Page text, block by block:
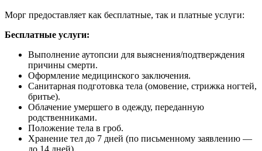
Морг предоставляет как бесплатные, так и платные услуги:
Бесплатные услуги:
Выполнение аутопсии для выяснения/подтверждения
причины смерти.
Оформление медицинского заключения.
Санитарная подготовка тела (омовение, стрижка ногтей,
бритье).
Облачение умершего в одежду, переданную
родственниками.
Положение тела в гроб.
Хранение тел до 7 дней (по письменному заявлению —